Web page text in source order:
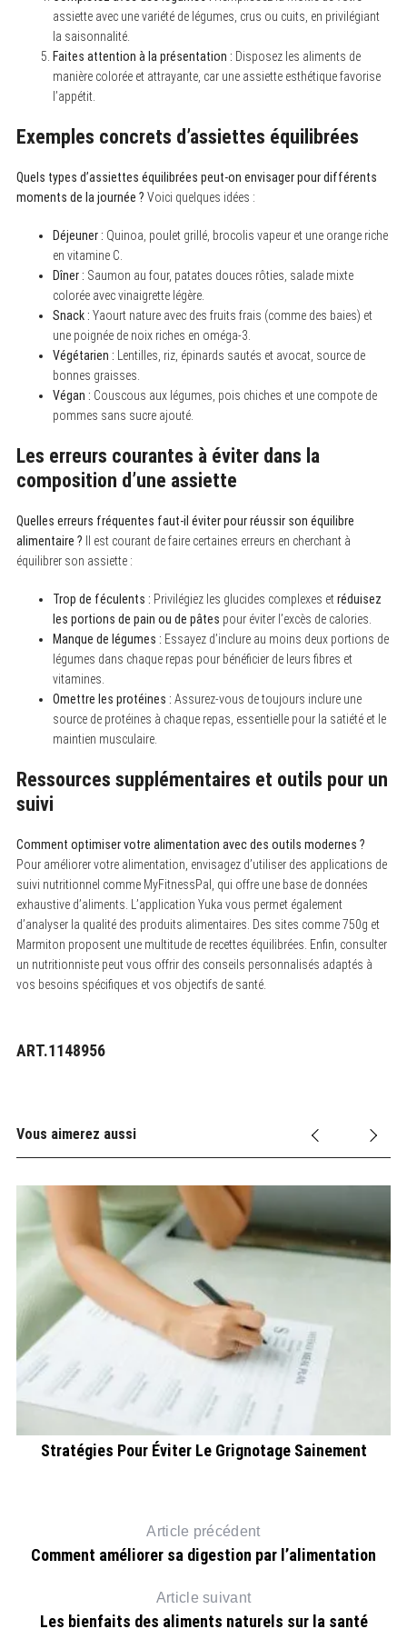
assiette avec une variété de légumes, crus ou cuits, en privilégiant
la saisonnalité.
Faites attention à la présentation : Disposez les aliments de
manière colorée et attrayante, car une assiette esthétique favorise
l’appétit.
Exemples concrets d’assiettes équilibrées
Quels types d’assiettes équilibrées peut-on envisager pour différents
moments de la journée ? Voici quelques idées :
Déjeuner : Quinoa, poulet grillé, brocolis vapeur et une orange riche
en vitamine C.
Dîner : Saumon au four, patates douces rôties, salade mixte
colorée avec vinaigrette légère.
Snack : Yaourt nature avec des fruits frais (comme des baies) et
une poignée de noix riches en oméga-3.
Végétarien : Lentilles, riz, épinards sautés et avocat, source de
bonnes graisses.
Végan : Couscous aux légumes, pois chiches et une compote de
pommes sans sucre ajouté.
Les erreurs courantes à éviter dans la
composition d’une assiette
Quelles erreurs fréquentes faut-il éviter pour réussir son équilibre
alimentaire ? Il est courant de faire certaines erreurs en cherchant à
équilibrer son assiette :
Trop de féculents : Privilégiez les glucides complexes etréduisez
les portions de pain ou de pâtes pour éviter l’excès de calories.
Manque de légumes : Essayez d’inclure au moins deux portions de
légumes dans chaque repas pour bénéficier de leurs fibres et
vitamines.
Omettre les protéines : Assurez-vous de toujours inclure une
source de protéines à chaque repas, essentielle pour la satiété et le
maintien musculaire.
Ressources supplémentaires et outils pour un
suivi
Comment optimiser votre alimentation avec des outils modernes ?
Pour améliorer votre alimentation, envisagez d’utiliser des applications de
suivi nutritionnel comme MyFitnessPal, qui offre une base de données
exhaustive d’aliments. L’application Yuka vous permet également
d’analyser la qualité des produits alimentaires. Des sites comme 750g et
Marmiton proposent une multitude de recettes équilibrées. Enfin, consulter
un nutritionniste peut vous offrir des conseils personnalisés adaptés à
vos besoins spécifiques et vos objectifs de santé.
ART.1148956
Vous aimerez aussi
Stratégies Pour Éviter Le Grignotage Sainement
Article précédent
Comment améliorer sa digestion par l’alimentation
Article suivant
Les bienfaits des aliments naturels sur la santé